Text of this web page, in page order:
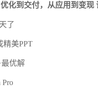
化到交付，从应用到变现
了
精美PPT
优解
Pro